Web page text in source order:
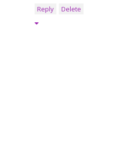
Reply Delete